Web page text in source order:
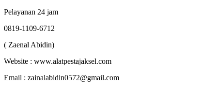
Pelayanan 24 jam
0819-1109-6712
( Zaenal Abidin)
Website : www.alatpestajaksel.com
Email : zainalabidin0572@gmail.com